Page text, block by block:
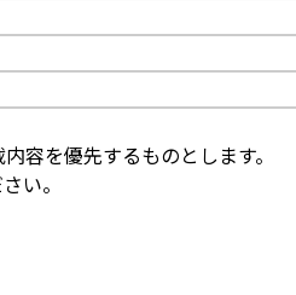
容を優先するものとします。
い。